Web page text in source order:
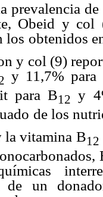
prevalencia
Obeid y col
los obtenidos
y col (9)
y 11,7% para
para B12 y
de los
vitamina B12
de
un